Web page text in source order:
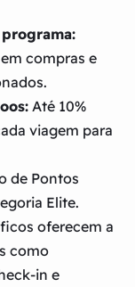
compras e
Até 10%
viagem para
de Pontos
Elite.
oferecem a
como
in e